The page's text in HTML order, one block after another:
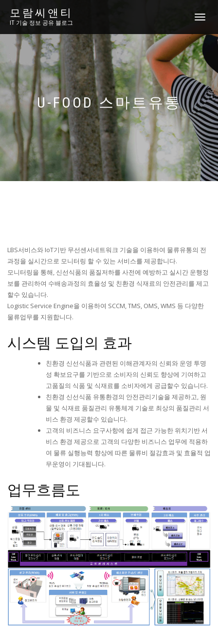
모람씨앤티
IT 기술 정보 공유 블로그
토
내
비
게
이
션
U-FOOD 스마트유통
LBS서비스와 IoT기반 무선센서네트워크 기술을 이용하여 물류유통의 전
과정을 실시간으로 모니터링 할 수 있는 서비스를 제공합니다.
모니터링을 통해, 신선식품의 품질저하를 사전에 예방하고 실시간 운행정
보를 관리하여 수배송과정의 효율성 및 친환경 식재료의 안전관리를 제고
할수 있습니다.
Logistic Service Engine을 이용하여 SCCM, TMS, OMS, WMS 등 다양한
물류업무를 지원합니다.
시스템 도입의 효과
친환경 신선식품과 관련된 이해관계자의 신뢰와 운영 투명
성 확보요구를 기반으로 소비자의 신뢰도 향상에 기여하고
고품질의 식품 및 식재료를 소비자에게 공급할수 있습니다.
친환경 신선식품 유통환경의 안전관리기술을 제공하고, 원
물 및 식재료 품질관리 유통체계 기술로 최상의 품질관리 서
비스 환경 제공할수 있습니다.
고객의 비즈니스 요구사항에 쉽게 접근 가능한 위치기반 서
비스 환경 제공으로 고객의 다양한 비즈니스 업무에 적용하
여 물류 실행능력 향상에 따른 물류비 절감효과 및 효율적 업
무운영이 기대됩니다.
업무흐름도